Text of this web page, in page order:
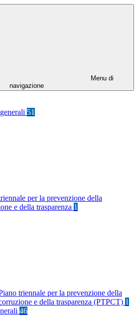
Menu di
navigazione
51
per la prevenzione della
e della trasparenza 1
triennale per la prevenzione della
e della trasparenza (PTPCT) 1
46